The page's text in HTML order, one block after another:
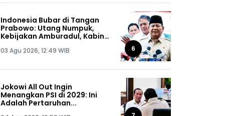
Indonesia Bubar di Tangan
Prabowo: Utang Numpuk,
Kebijakan Amburadul, Kabinet
Semua!
03 Agu 2026, 12:49 WIB 6
Jokowi All Out Ingin
Menangkan PSI di 2029: Ini
Adalah Pertaruhan...